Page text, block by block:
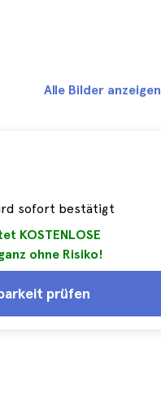
sofort bestätigt
KOSTENLOSE
ohne Risiko!
prüfen
Alle Bilder anzeigen